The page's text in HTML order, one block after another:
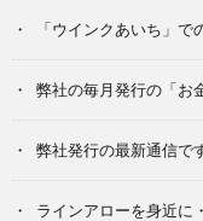
「ウインクあいち」で
弊社の毎月発行の「お
弊社発行の最新通信で
ラインアローを身近に